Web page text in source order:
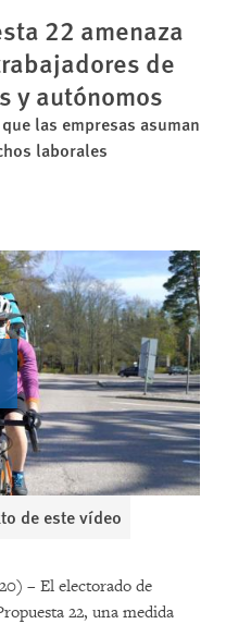
22 amenaza
de
y autónomos
las empresas asuman
laborales
de este vídeo
– El electorado de
22, una medida